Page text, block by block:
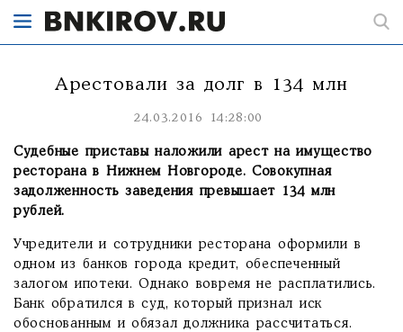
Арестовали за долг в 134 млн
24.03.2016 14:28:00
Судебные приставы наложили арест на имущество
ресторана в Нижнем Новгороде. Совокупная
задолженность заведения превышает 134 млн
рублей.
Учредители и сотрудники ресторана оформили в
одном из банков города кредит, обеспеченный
залогом ипотеки. Однако вовремя не расплатились.
Банк обратился в суд, который признал иск
обоснованным и обязал должника рассчитаться.